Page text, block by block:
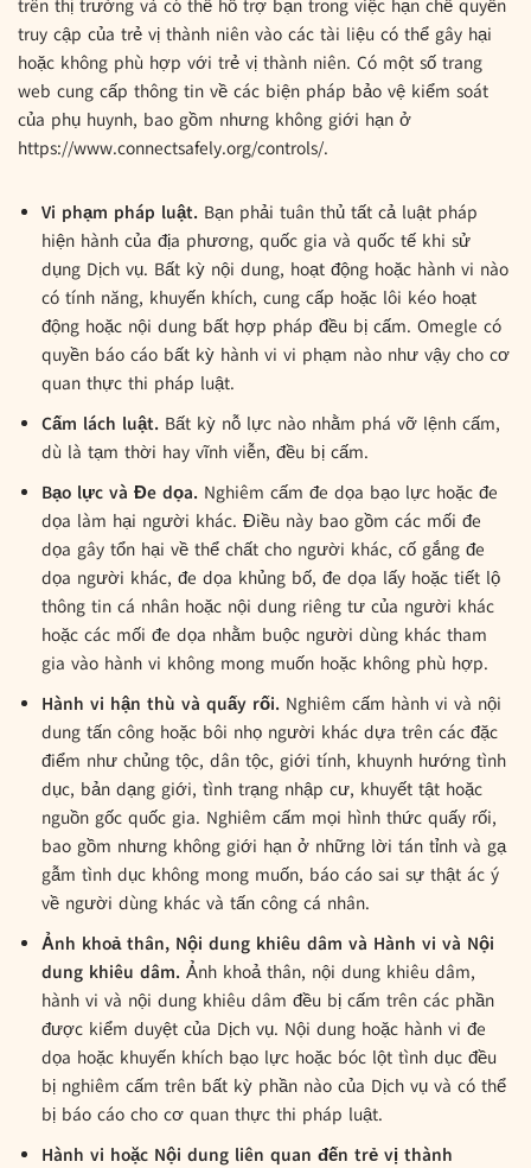
trên thị trường và có thể hỗ trợ bạn trong việc hạn chế quyền
truy cập của trẻ vị thành niên vào các tài liệu có thể gây hại
hoặc không phù hợp với trẻ vị thành niên. Có một số trang
web cung cấp thông tin về các biện pháp bảo vệ kiểm soát
của phụ huynh, bao gồm nhưng không giới hạn ở
https://www.connectsafely.org/controls/.
Vi phạm pháp luật. Bạn phải tuân thủ tất cả luật pháp
hiện hành của địa phương, quốc gia và quốc tế khi sử
dụng Dịch vụ. Bất kỳ nội dung, hoạt động hoặc hành vi nào
có tính năng, khuyến khích, cung cấp hoặc lôi kéo hoạt
động hoặc nội dung bất hợp pháp đều bị cấm. Omegle có
quyền báo cáo bất kỳ hành vi vi phạm nào như vậy cho cơ
quan thực thi pháp luật.
Cấm lách luật. Bất kỳ nỗ lực nào nhằm phá vỡ lệnh cấm,
dù là tạm thời hay vĩnh viễn, đều bị cấm.
Bạo lực và Đe dọa. Nghiêm cấm đe dọa bạo lực hoặc đe
dọa làm hại người khác. Điều này bao gồm các mối đe
dọa gây tổn hại về thể chất cho người khác, cố gắng đe
dọa người khác, đe dọa khủng bố, đe dọa lấy hoặc tiết lộ
thông tin cá nhân hoặc nội dung riêng tư của người khác
hoặc các mối đe dọa nhằm buộc người dùng khác tham
gia vào hành vi không mong muốn hoặc không phù hợp.
Hành vi hận thù và quấy rối. Nghiêm cấm hành vi và nội
dung tấn công hoặc bôi nhọ người khác dựa trên các đặc
điểm như chủng tộc, dân tộc, giới tính, khuynh hướng tình
dục, bản dạng giới, tình trạng nhập cư, khuyết tật hoặc
nguồn gốc quốc gia. Nghiêm cấm mọi hình thức quấy rối,
bao gồm nhưng không giới hạn ở những lời tán tỉnh và gạ
gẫm tình dục không mong muốn, báo cáo sai sự thật ác ý
về người dùng khác và tấn công cá nhân.
Ảnh khoả thân, Nội dung khiêu dâm và Hành vi và Nội
dung khiêu dâm. Ảnh khoả thân, nội dung khiêu dâm,
hành vi và nội dung khiêu dâm đều bị cấm trên các phần
được kiểm duyệt của Dịch vụ. Nội dung hoặc hành vi đe
dọa hoặc khuyến khích bạo lực hoặc bóc lột tình dục đều
bị nghiêm cấm trên bất kỳ phần nào của Dịch vụ và có thể
bị báo cáo cho cơ quan thực thi pháp luật.
Hành vi hoặc Nội dung liên quan đến trẻ vị thành